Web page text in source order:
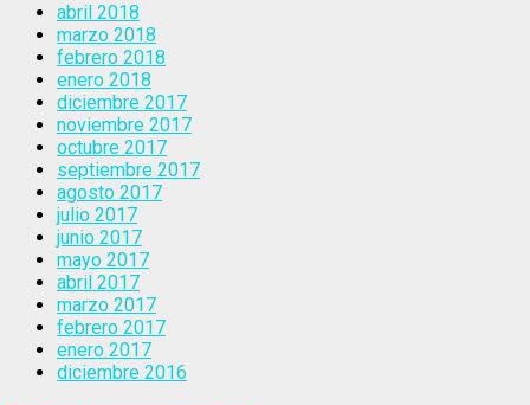
abril 2018
marzo 2018
febrero 2018
enero 2018
diciembre 2017
noviembre 2017
octubre 2017
septiembre 2017
agosto 2017
julio 2017
junio 2017
mayo 2017
abril 2017
marzo 2017
febrero 2017
enero 2017
diciembre 2016